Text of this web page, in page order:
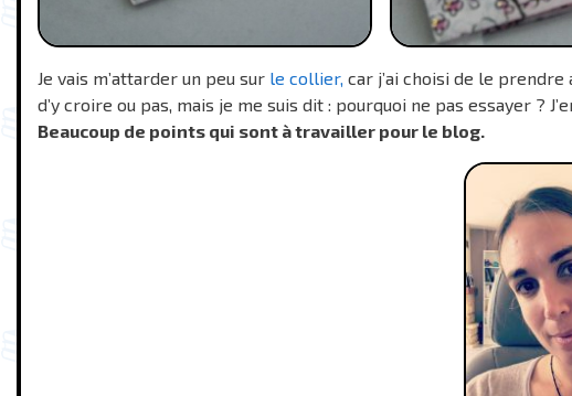
Je vais m’attarder un peu sur le collier, car j’ai choisi de le prendre
d’y croire ou pas, mais je me suis dit : pourquoi ne pas essayer ?
Beaucoup de points qui sont à travailler pour le blog.